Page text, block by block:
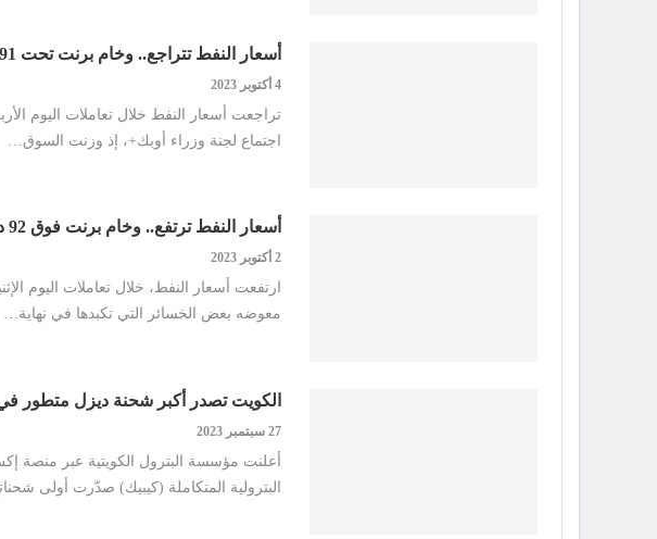
أسعار النفط تتراجع.. وخام برنت تحت 91 دولارًا للبرميل
4 أكتوبر 2023
اجتماع لجنة وزراء أوبك+، إذ وزنت السوق…
أسعار النفط ترتفع.. وخام برنت فوق 92 دولارًا
2 أكتوبر 2023
معوضه بعض الخسائر التي تكبدها في نهاية…
الكويت تصدر أكبر شحنة ديزل متطور في
27 سبتمبر 2023
أعلنت مؤسسة البترول الكويتية عبر منصة
البترولية المتكاملة (كيبيك) صدّرت أولى